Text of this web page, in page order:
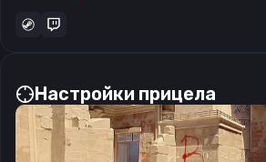
Настройки прицела